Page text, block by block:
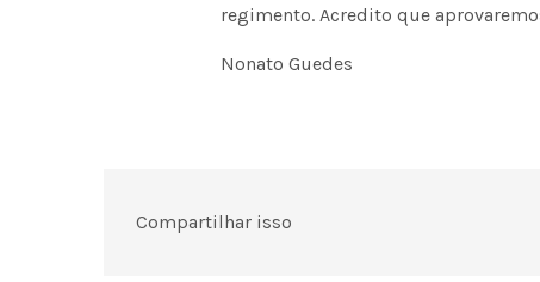
regimento. Acredito que
Nonato Guedes
Compartilhar isso